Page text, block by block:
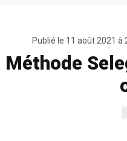
Publié le 11 août 2021 à
Méthode